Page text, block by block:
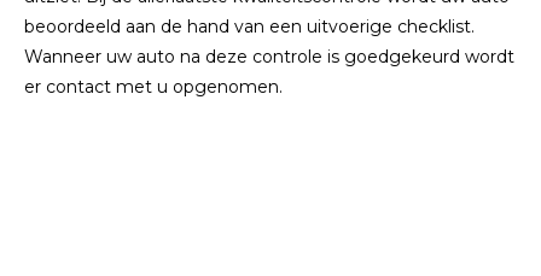
beoordeeld aan de hand van een uitvoerige checklist.
Wanneer uw auto na deze controle is goedgekeurd wordt
er contact met u opgenomen.